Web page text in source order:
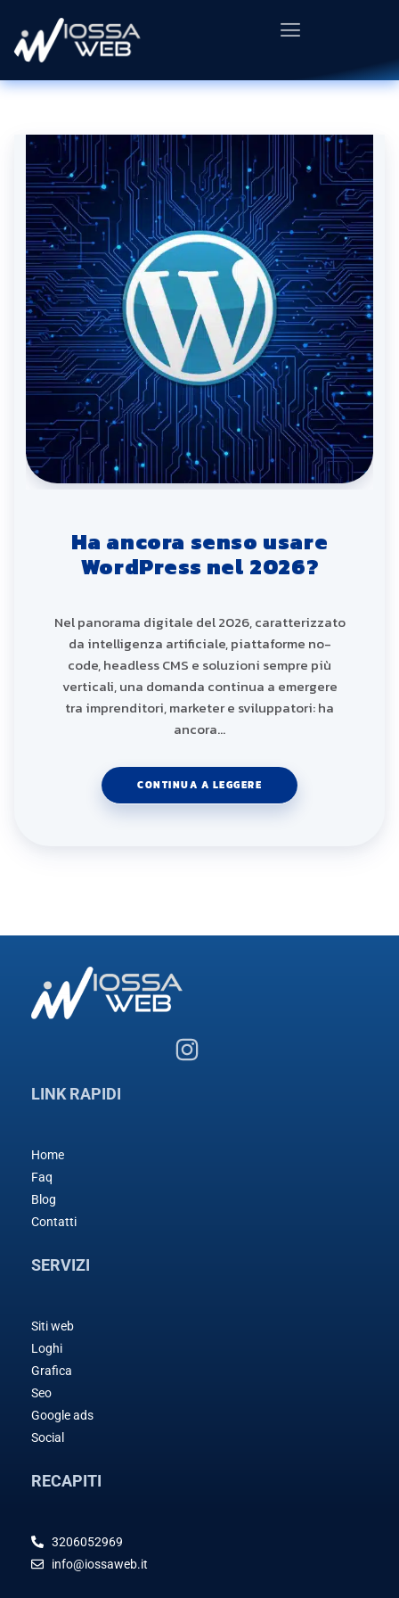
Ha ancora senso usare
WordPress nel 2026?
Nel panorama digitale del 2026, caratterizzato
da intelligenza artificiale, piattaforme no-
code, headless CMS e soluzioni sempre più
verticali, una domanda continua a emergere
tra imprenditori, marketer e sviluppatori: ha
ancora…
CONTINUA A LEGGERE
LINK RAPIDI
Home
Faq
Blog
Contatti
SERVIZI
Siti web
Loghi
Grafica
Seo
Google ads
Social
RECAPITI
3206052969
info@iossaweb.it